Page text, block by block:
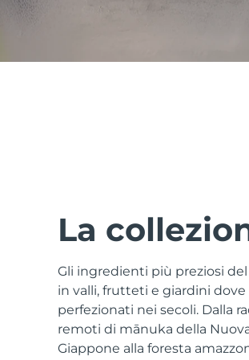
La
Gli ingredienti più preziosi
in valli, frutteti e giardini
perfezionati nei secoli. Dalla
remoti di mānuka della
Giappone alla foresta
Offerte speciali Bestseller